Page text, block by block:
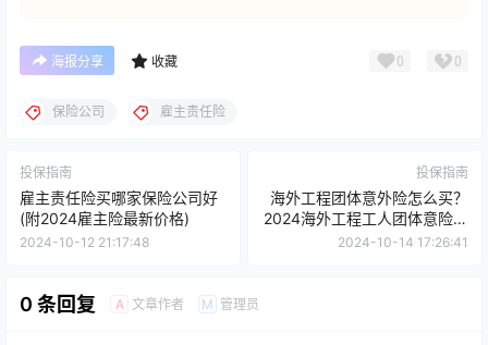
海报分享 收藏 0 0
保险公司 雇主责任险
投保指南
雇主责任险买哪家保险公司好
(附2024雇主险最新价格)
2024-10-12 21:17:48
投保指南
海外工程团体意外险怎么买？
2024海外工程工人团体意险要
多少钱？
2024-10-14 17:26:41
0 条回复 A 文章作者 M 管理员